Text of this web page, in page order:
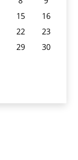
15
16
22
23
29
30